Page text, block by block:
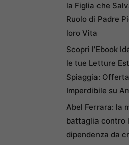
la Figlia che
Ruolo di Padre
loro Vita
Scopri l’Ebook
le tue Letture
Spiaggia: Offerta
Imperdibile su
Abel Ferrara: la
battaglia contro
dipendenza da